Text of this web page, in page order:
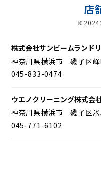
店
※2024
株式会社サンビームランド
神奈川県横浜市 磯子区峰
045-833-0474
ウエノクリーニング株式会
神奈川県横浜市 磯子区氷
045-771-6102